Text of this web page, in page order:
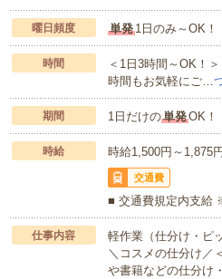
曜日頻度 単発1日のみ～OK！
時間
＜1日3時間～OK！
時間もお気軽にご…
期間 1日だけの単発OK
時給 時給1,500円～1,875円
交通費
■ 交通費規定内支給
仕事内容
軽作業（仕分け・ピ
＼コスメの仕分け／
や書籍などの仕分け